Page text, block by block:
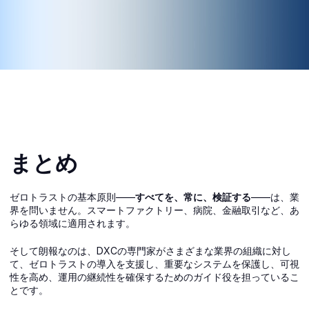
まとめ
ゼロトラストの基本原則――すべてを、常に、検証する――は、業
界を問いません。スマートファクトリー、病院、金融取引など、あ
らゆる領域に適用されます。
そして朗報なのは、DXCの専門家がさまざまな業界の組織に対し
て、ゼロトラストの導入を支援し、重要なシステムを保護し、可視
性を高め、運用の継続性を確保するためのガイド役を担っているこ
とです。